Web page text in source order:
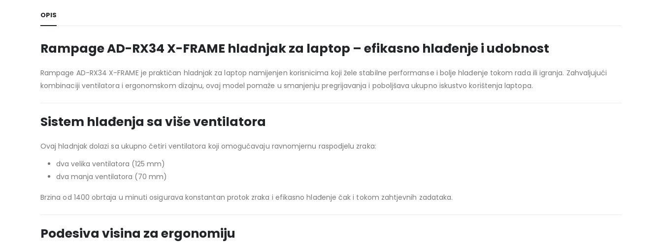
OPIS
Rampage AD-RX34 X-FRAME hladnjak za laptop – efikasno hlađenje i udobnost
Rampage AD-RX34 X-FRAME je praktičan hladnjak za laptop namijenjen korisnicima koji žele stabilne performanse i bolje hlađenje tokom rada ili igranja. Zahvaljujući
kombinaciji ventilatora i ergonomskom dizajnu, ovaj model pomaže u smanjenju pregrijavanja i poboljšava ukupno iskustvo korištenja laptopa.
Sistem hlađenja sa više ventilatora
Ovaj hladnjak dolazi sa ukupno četiri ventilatora koji omogućavaju ravnomjernu raspodjelu zraka:
dva velika ventilatora (125 mm)
dva manja ventilatora (70 mm)
Brzina od 1400 obrtaja u minuti osigurava konstantan protok zraka i efikasno hlađenje čak i tokom zahtjevnih zadataka.
Podesiva visina za ergonomiju